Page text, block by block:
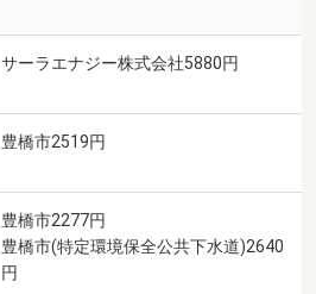
サーラエナジー株式会社5880円
豊橋市2519円
豊橋市2277円
豊橋市(特定環境保全公共下水道)2640
円